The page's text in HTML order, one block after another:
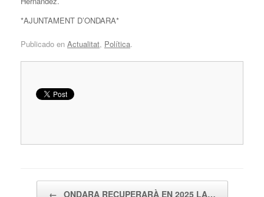
*AJUNTAMENT D’ONDARA*
Publicado en Actualitat, Política.
← ONDARA RECUPERARÀ EN 2025 LA…